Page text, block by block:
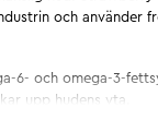
och använder
6- och omega-3-
upp hudens yta.